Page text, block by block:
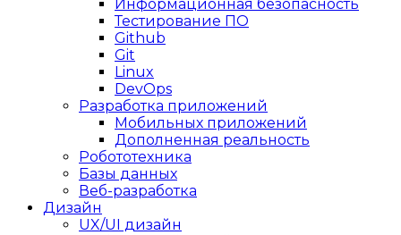
Информационная безопасность
Тестирование ПО
Github
Git
Linux
DevOps
Разработка приложений
Мобильных приложений
Дополненная реальность
Робототехника
Базы данных
Веб-разработка
Дизайн
UX/UI дизайн